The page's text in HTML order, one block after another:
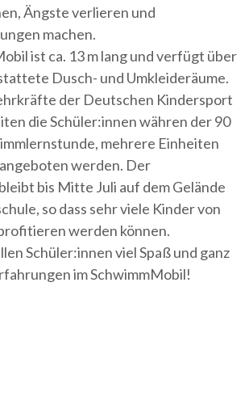
Ängste verlieren und
machen.
ist ca. 13 m lang und verfügt über
Dusch- und Umkleideräume.
der Deutschen Kindersport
die Schüler:innen währen der 90
mehrere Einheiten
werden. Der
bis Mitte Juli auf dem Gelände
so dass sehr viele Kinder von
werden können.
Schüler:innen viel Spaß und ganz
im SchwimmMobil!